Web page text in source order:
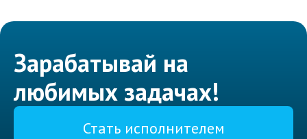
Зарабатывай на
любимых задачах!
Стать исполнителем